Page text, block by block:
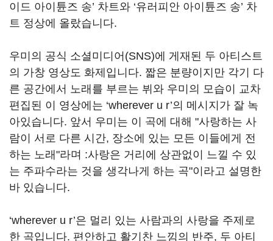
이드 아이튠즈 송’ 차트와 ‘유러피안 아이튠즈 송’ 차
트 정상에 올랐습니다.
우미의 공식 소셜미디어(SNS)에 게재된 두 아티스트
의 가창 영상도 화제입니다. 짧은 분량이지만 각기 다
른 공간에서 노래를 부르는 뷔와 우미의 모습이 교차
편집된 이 영상에는 ‘wherever u r’의 메시지가 잘 녹
아있습니다. 앞서 우미는 이 곡에 대해 "사랑하는 사
람이 서로 다른 시간, 장소에 있는 모든 이들에게 전
하는 노래"라며 :사랑은 거리에 상관없이 느낄 수 있
는 주파수라는 것을 생각나게 하는 곡"이라고 설명한
바 있습니다.
‘wherever u r’은 멀리 있는 사람과의 사랑을 주제로
한 곡입니다. 편안하고 활기찬 느낌의 반주, 두 아티